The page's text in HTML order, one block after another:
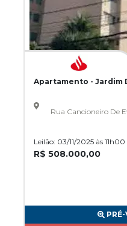
Apartamento - Jardim
Rua Cancioneiro De
Leilão: 03/11/2025 às 11h00
R$ 508.000,00